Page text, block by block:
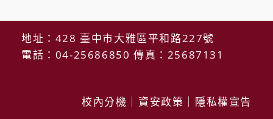
地址：428 臺中市大雅區平和路227號
電話：04-25686850 傳真：25687131
校內分機 資安政策 隱私權宣告